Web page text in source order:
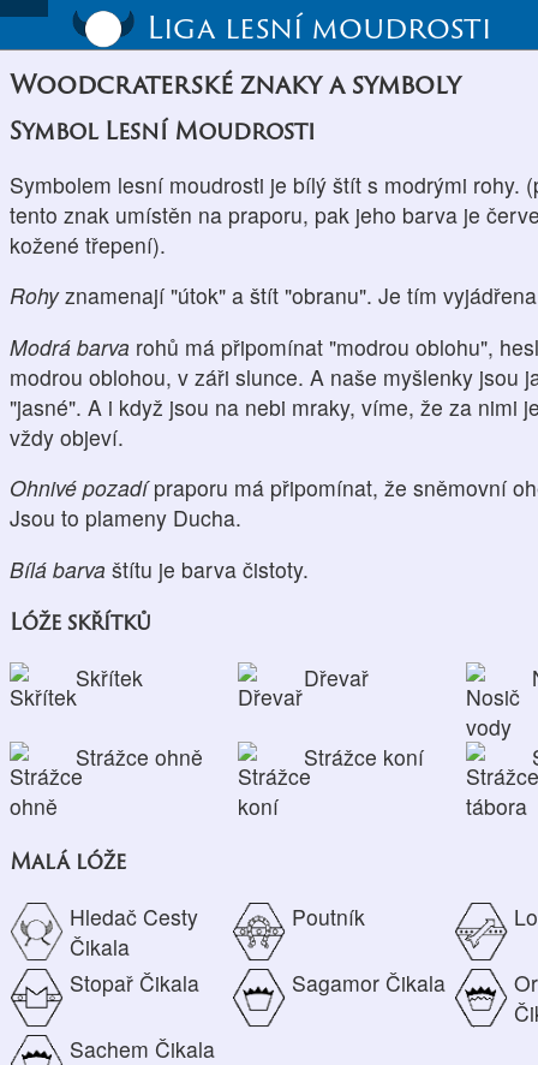
Liga lesní moudrosti
Woodcraterské znaky a symboly
Symbol Lesní Moudrosti
Symbolem lesní moudrosti je bílý štít s modrými rohy.
tento znak umístěn na praporu, pak jeho barva je
kožené třepení).
Rohyznamenají "útok" a štít "obranu". Je tím
Modrá barva rohů má připomínat "modrou oblohu",
modrou oblohou, v záři slunce. A naše myšlenky jsou
"jasné". A i když jsou na nebi mraky, víme, že za nimi
vždy objeví.
Ohnivé pozadípraporu má připomínat, že sněmovní
Jsou to plameny Ducha.
Bílá barva štítu je barva čistoty.
Lóže skřítků
Skřítek Dřevař
Strážce ohně Strážce koní
Malá lóže
Hledač Cesty
Čikala
Poutník
Stopař Čikala Sagamor Čikala
Sachem Čikala